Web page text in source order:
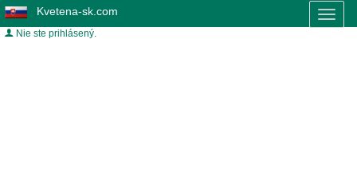
Kvetena-sk.com
Nie ste prihlásený.